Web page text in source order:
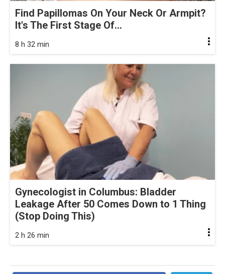
Find Papillomas On Your Neck Or Armpit?
It's The First Stage Of...
8 h 32 min
Gynecologist in Columbus: Bladder
Leakage After 50 Comes Down to 1 Thing
(Stop Doing This)
2 h 26 min